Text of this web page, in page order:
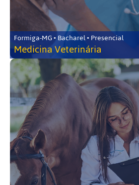
Formiga-MG • Bacharel • Presencial
Medicina Veterinária